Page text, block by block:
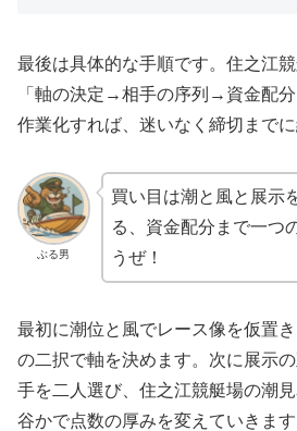
最後は具体的な手順です。住之江
「軸の決定→相手の序列→資金配
作業化すれば、迷いなく締切までに
ぶる男
買い目は潮と風と展示
る、資金配分まで一つ
うぜ！
最初に潮位と風でレース像を仮置
の二択で軸を決めます。次に展示
手を二人選び、住之江競艇場の潮
谷かで点数の厚みを変えていきます